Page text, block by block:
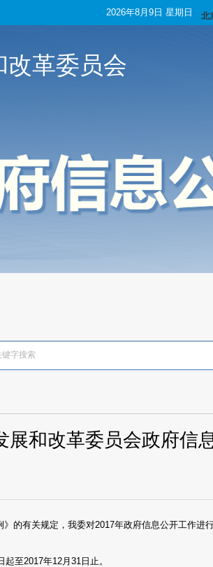
2026年8月9日 星期日
改革委员会
展和改革委员会政府信
的有关规定，我委对2017年政府信息公开工作进
至2017年12月31日止。